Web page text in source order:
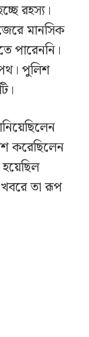
রহস্য।
মানসিক
পারেননি।
পুলিশ
করেছিলেন
খবরে তা রূপ